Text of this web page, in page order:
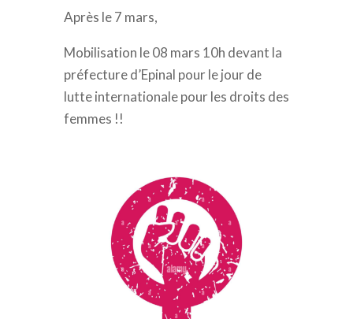
Après le 7 mars,
Mobilisation le 08 mars 10h devant la
préfecture d’Epinal pour le jour de
lutte internationale pour les droits des
femmes !!